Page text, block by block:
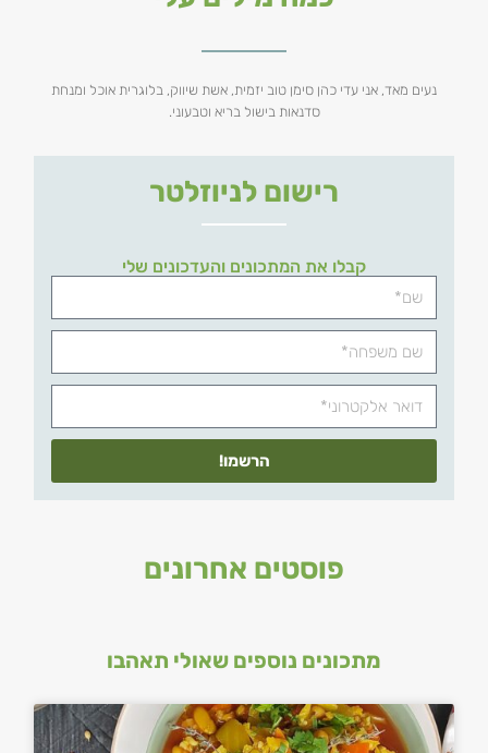
נעים מאד, אני עדי כהן סימן טוב יזמית, אשת שיווק, בלוגרית אוכל ומנחת
סדנאות בישול בריא וטבעוני.
רישום לניוזלטר
קבלו את המתכונים והעדכונים שלי
הרשמו!
פוסטים אחרונים
מתכונים נוספים שאולי תאהבו